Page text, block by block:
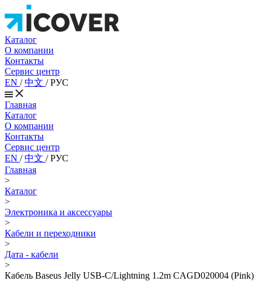
Каталог
О компании
Контакты
Сервис центр
EN /中文 /РУС
Главная
Каталог
О компании
Контакты
Сервис центр
EN /中文 /РУС
Главная
>
Каталог
>
Электроника и аксессуары
>
Кабели и переходники
>
Дата - кабели
>
Кабель Baseus Jelly USB-C/Lightning 1.2m CAGD020004 (Pink)